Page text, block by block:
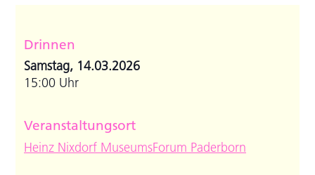
Drinnen
Samstag, 14.03.2026
15:00 Uhr
Veranstaltungsort
Heinz Nixdorf MuseumsForum Paderborn